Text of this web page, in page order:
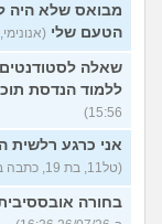
מבואס שלא היה
הטעם שלי (אנונימי, בן 25, כתב ב-29/
שאלה לסטודנטים
ללמוד הנדסת
15:56)
אני כרגע
(טל11, בת 19, כתבה ב-26/07/26 16:47)
בחורה